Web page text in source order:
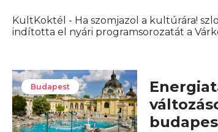
KultKoktél - Ha szomjazol a kultúrára!
indította el nyári programsorozatát a
Budapest